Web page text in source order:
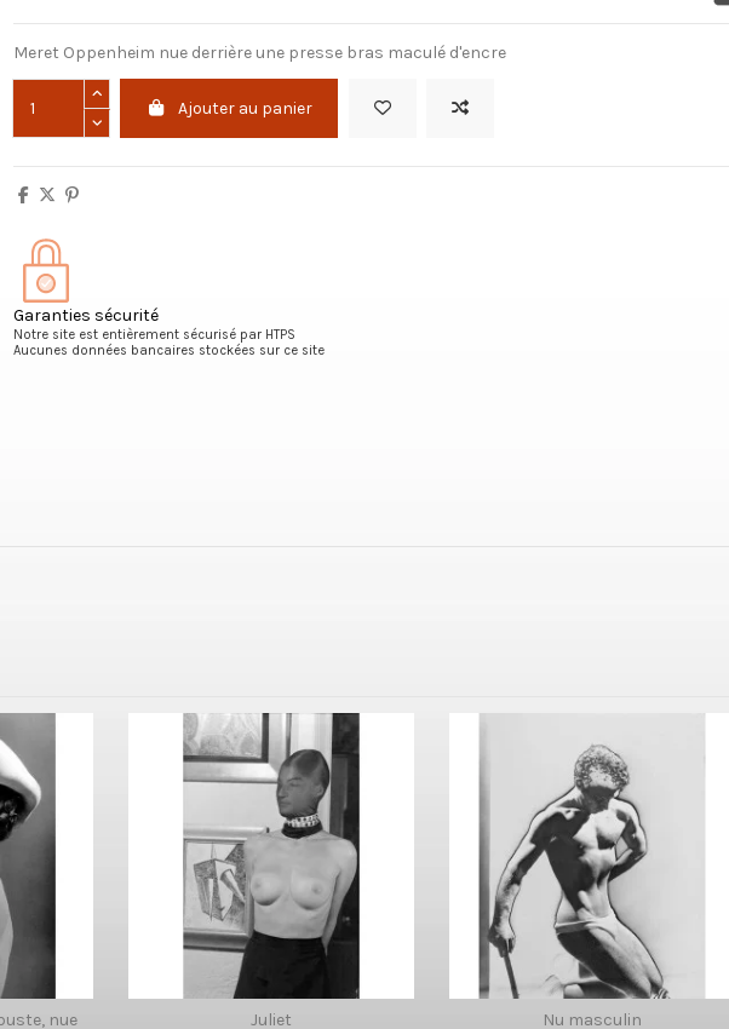
Meret Oppenheim nue derrière une presse bras maculé d'encre
Ajouter au panier
Garanties sécurité
Notre site est entièrement sécurisé par HTPS
Aucunes données bancaires stockées sur ce site
nue Juliet Nu masculin